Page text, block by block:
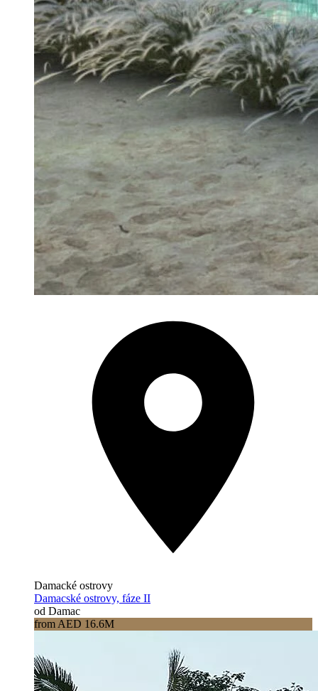
Damacké ostrovy
Damacské ostrovy, fáze II
od Damac
from AED 16.6M